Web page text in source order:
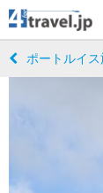
ポートルイ